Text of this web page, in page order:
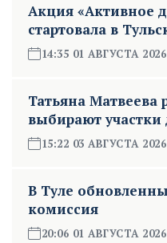
Акция «Активное
стартовала в
14:35 01 АВГУСТА 2026
Татьяна Матвеева
выбирают участки
15:22 03 АВГУСТА 2026
В Туле
комиссия
20:06 01 АВГУСТА 2026